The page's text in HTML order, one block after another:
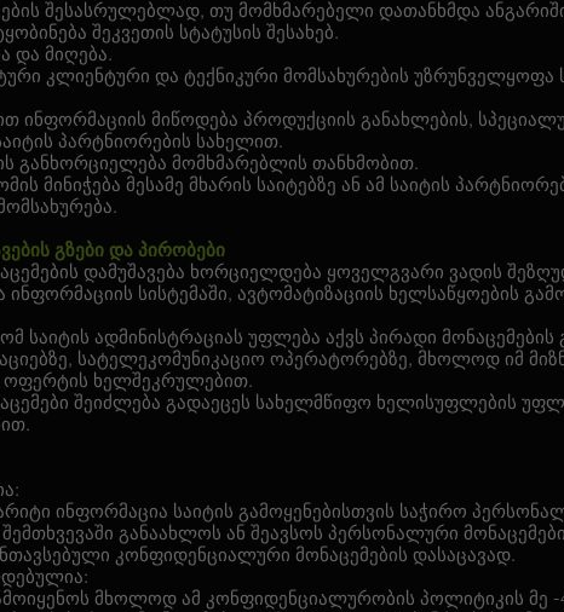
შესასრულებლად, თუ მომხმარებელი დათანხმდა
შეკვეთის სტატუსის შესახებ.
და მიღება.
კლიენტური და ტექნიკური მომსახურების უზრუნველყოფა
ინფორმაციის მიწოდება პროდუქციის განახლების,
პარტნიორების სახელით.
განხორციელება მომხმარებლის თანხმობით.
მინიჭება მესამე მხარის საიტებზე ან ამ საიტის
გზები და პირობები
დამუშავება ხორციელდება ყოველგვარი ვადის
სისტემაში, ავტომატიზაციის ხელსაწყოების
საიტის ადმინისტრაციას უფლება აქვს პირადი
სატელეკომუნიკაციო ოპერატორებზე, მხოლოდ იმ
ოფერტის ხელშეკრულებით.
შეიძლება გადაეცეს სახელმწიფო ხელისუფლების
ინფორმაცია საიტის გამოყენებისთვის საჭირო
განაახლოს ან შეავსოს პერსონალური
კონფიდენციალური მონაცემების დასაცავად.
მხოლოდ ამ კონფიდენციალურობის პოლიტიკის მე -4